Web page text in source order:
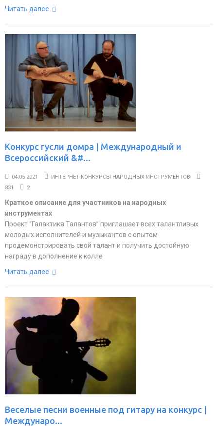
Читать далее
Конкурс гусли домра | Международный и
Всероссийский &#...
04.05.2021
ИНТЕРНЕТ-КОНКУРСЫ НАРОДНЫХ ИНСТРУМЕНТОВ
831
2
Краткое описание для участников на народных
инструментах
Проект “Галактика Талантов” приглашает всех талантливых
молодых исполнителей и музыкантов с опытом
продемонстрировать свой талант и получить достойную
награду в дополнение к колле
Читать далее
Веселые песни военные под гитару на конкурс |
Междунаро...